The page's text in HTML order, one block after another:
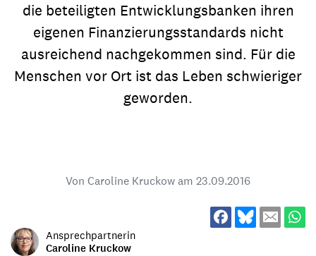
die beteiligten Entwicklungsbanken ihren
eigenen Finanzierungsstandards nicht
ausreichend nachgekommen sind. Für die
Menschen vor Ort ist das Leben schwieriger
geworden.
Von Caroline Kruckow am 23.09.2016
Ansprechpartnerin
Caroline Kruckow